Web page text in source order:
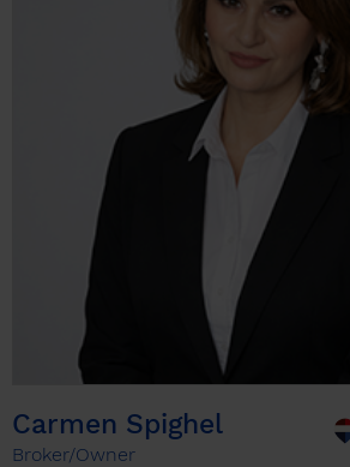
Carmen Spighel
Broker/Owner